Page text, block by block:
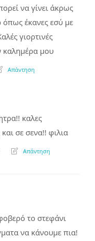
να γίνει άκρως
έκανες εσύ με
γιορτινές
καλημέρα μου
Απάντηση
καλες
σε σενα!! φιλια
Απάντηση
το στεφάνι
να κάνουμε πια!